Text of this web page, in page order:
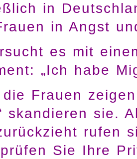
in
in Angst
es mit
„Ich habe
die Frauen
skandieren sie.
rufen
Sie Ihre